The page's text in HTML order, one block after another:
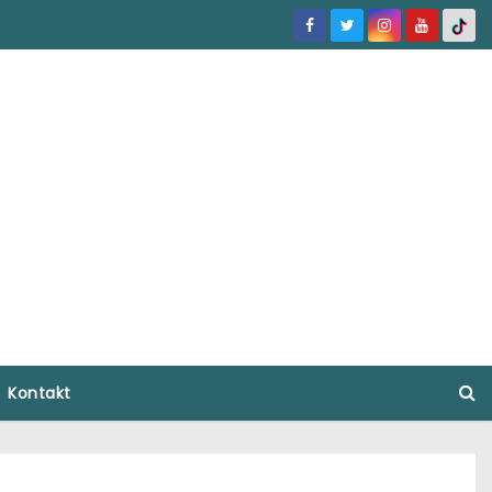
Kontakt